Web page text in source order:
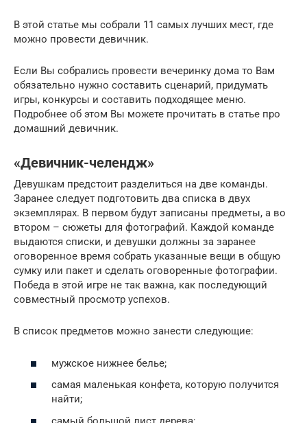
В этой статье мы собрали 11 самых лучших мест, где
можно провести девичник.
Если Вы собрались провести вечеринку дома то Вам
обязательно нужно составить сценарий, придумать
игры, конкурсы и составить подходящее меню.
Подробнее об этом Вы можете прочитать в статье про
домашний девичник.
«Девичник-челендж»
Девушкам предстоит разделиться на две команды.
Заранее следует подготовить два списка в двух
экземплярах. В первом будут записаны предметы, а во
втором – сюжеты для фотографий. Каждой команде
выдаются списки, и девушки должны за заранее
оговоренное время собрать указанные вещи в общую
сумку или пакет и сделать оговоренные фотографии.
Победа в этой игре не так важна, как последующий
совместный просмотр успехов.
В список предметов можно занести следующие:
мужское нижнее белье;
самая маленькая конфета, которую получится
найти;